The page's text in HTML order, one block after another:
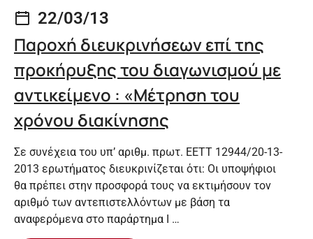
22/03/13
Παροχή διευκρινήσεων επί της
προκήρυξης του διαγωνισμού με
αντικείμενο : «Μέτρηση του
χρόνου διακίνησης
Σε συνέχεια του υπ’ αριθμ. πρωτ. ΕΕΤΤ 12944/20-13-
2013 ερωτήματος διευκρινίζεται ότι: Οι υποψήφιοι
θα πρέπει στην προσφορά τους να εκτιμήσουν τον
αριθμό των αντεπιστελλόντων με βάση τα
αναφερόμενα στο παράρτημα Ι …